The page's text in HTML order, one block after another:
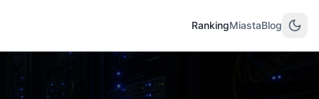
RankingMiastaBlog